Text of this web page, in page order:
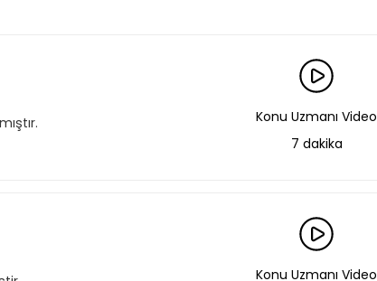
Konu Uzmanı Video
7 dakika
Konu Uzmanı Video